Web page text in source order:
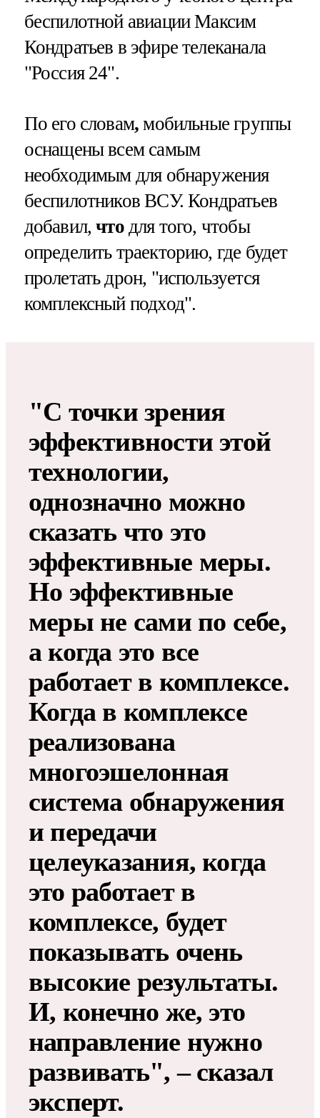
беспилотной авиации Максим
Кондратьев в эфире телеканала
"Россия 24".
По его словам, мобильные группы
оснащены всем самым
необходимым для обнаружения
беспилотников ВСУ. Кондратьев
добавил,что для того, чтобы
определить траекторию, где будет
пролетать дрон, "используется
комплексный подход".
"С точки зрения
эффективности этой
технологии,
однозначно можно
сказать что это
эффективные меры.
Но эффективные
меры не сами по себе,
а когда это все
работает в комплексе.
Когда в комплексе
реализована
многоэшелонная
система обнаружения
и передачи
целеуказания, когда
это работает в
комплексе, будет
показывать очень
высокие результаты.
И, конечно же, это
направление нужно
развивать", – сказал
эксперт.